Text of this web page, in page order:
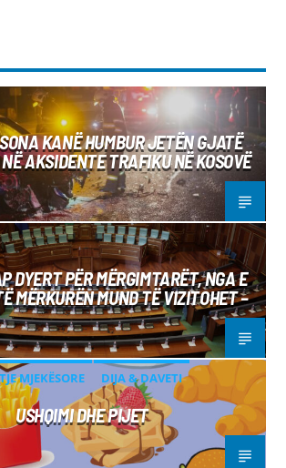
KANË HUMBUR JETËN GJATË
AKSIDENTE TRAFIKU NË KOSOVË
DYERT PËR MËRGIMTARËT, NGA E
MËRKURËN MUND TË VIZITOHET –
MJEKËSORE DIJA & DAVETI
USHQIMI DHE PIJET